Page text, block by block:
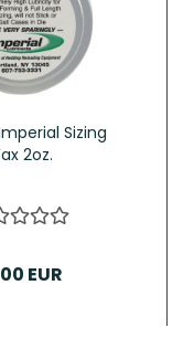
Sizing
2oz.
EUR